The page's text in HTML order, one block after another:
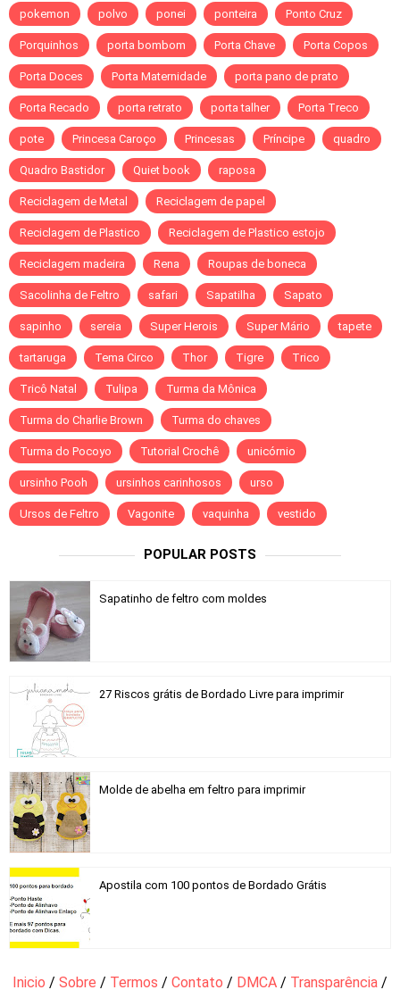
pokemon polvo ponei ponteira Ponto Cruz
Porquinhos porta bombom Porta Chave Porta Copos
Porta Doces Porta Maternidade porta pano de prato
Porta Recado porta retrato porta talher Porta Treco
pote Princesa Caroço Princesas Príncipe quadro
Quadro Bastidor Quiet book raposa
Reciclagem de Metal Reciclagem de papel
Reciclagem de Plastico Reciclagem de Plastico estojo
Reciclagem madeira Rena Roupas de boneca
Sacolinha de Feltro safari Sapatilha Sapato
sapinho sereia Super Herois Super Mário tapete
tartaruga Tema Circo Thor Tigre Trico
Tricô Natal Tulipa Turma da Mônica
Turma do Charlie Brown Turma do chaves
Turma do Pocoyo Tutorial Crochê unicórnio
ursinho Pooh ursinhos carinhosos urso
Ursos de Feltro Vagonite vaquinha vestido
POPULAR POSTS
Sapatinho de feltro com moldes
27 Riscos grátis de Bordado Livre para imprimir
Molde de abelha em feltro para imprimir
Apostila com 100 pontos de Bordado Grátis
Inicio / Sobre / Termos / Contato / DMCA / Transparência /